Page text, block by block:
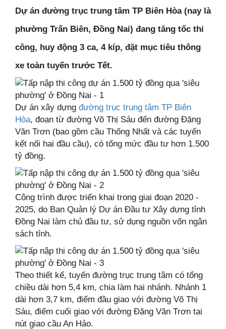
Dự án đường trục trung tâm TP Biên Hòa (nay là
phường Trấn Biên, Đồng Nai) đang tăng tốc thi
công, huy động 3 ca, 4 kíp, đặt mục tiêu thông
xe toàn tuyến trước Tết.
Dự án xây dựng đường trục trung tâm TP Biên
Hòa, đoạn từ đường Võ Thị Sáu đến đường Đặng
Văn Trơn (bao gồm cầu Thống Nhất và các tuyến
kết nối hai đầu cầu), có tổng mức đầu tư hơn 1.500
tỷ đồng.
Công trình được triển khai trong giai đoạn 2020 -
2025, do Ban Quản lý Dự án Đầu tư Xây dựng tỉnh
Đồng Nai làm chủ đầu tư, sử dụng nguồn vốn ngân
sách tỉnh.
Theo thiết kế, tuyến đường trục trung tâm có tổng
chiều dài hơn 5,4 km, chia làm hai nhánh. Nhánh 1
dài hơn 3,7 km, điểm đầu giao với đường Võ Thị
Sáu, điểm cuối giao với đường Đặng Văn Trơn tại
nút giao cầu An Hảo.